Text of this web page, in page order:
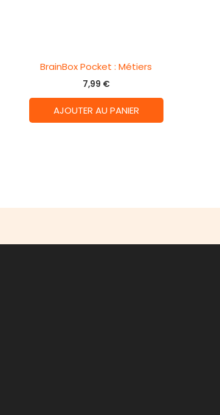
BrainBox Pocket : Métiers
7,99 €
AJOUTER AU PANIER